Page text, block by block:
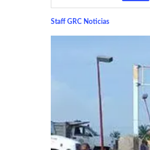
Staff GRC Noticias